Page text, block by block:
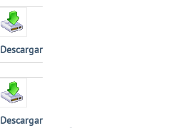
Descargar
Descargar